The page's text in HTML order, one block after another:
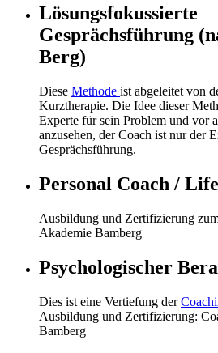
Lösungsfokussierte
Gesprächsführung
Berg)
Diese Methode ist abgeleitet von
Kurztherapie. Die Idee dieser
Experte für sein Problem und vor
anzusehen, der Coach ist nur der
Gesprächsführung.
Personal Coach /
Ausbildung und Zertifizierung
Akademie Bamberg
Psychologischer
Dies ist eine Vertiefung der
Ausbildung und Zertifizierung:
Bamberg